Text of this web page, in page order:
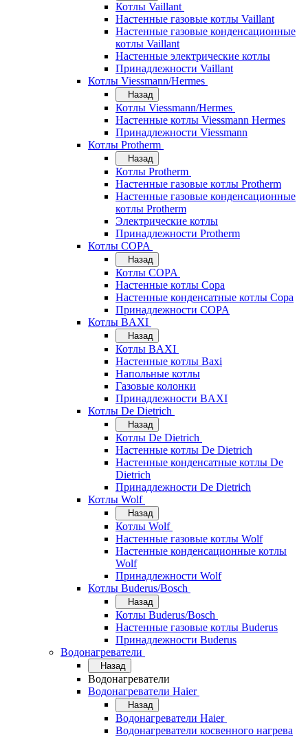
Котлы Vaillant
Настенные газовые котлы Vaillant
Настенные газовые конденсационные
котлы Vaillant
Настенные электрические котлы
Принадлежности Vaillant
Котлы Viessmann/Hermes
Назад
Котлы Viessmann/Hermes
Настенные котлы Viessmann Hermes
Принадлежности Viessmann
Котлы Protherm
Назад
Котлы Protherm
Настенные газовые котлы Protherm
Настенные газовые конденсационные
котлы Protherm
Электрические котлы
Принадлежности Protherm
Котлы COPA
Назад
Котлы COPA
Настенные котлы Copa
Настенные конденсатные котлы Copa
Принадлежности COPA
Котлы BAXI
Назад
Котлы BAXI
Настенные котлы Baxi
Напольные котлы
Газовые колонки
Принадлежности BAXI
Котлы De Dietrich
Назад
Котлы De Dietrich
Настенные котлы De Dietrich
Настенные конденсатные котлы De
Dietrich
Принадлежности De Dietrich
Котлы Wolf
Назад
Котлы Wolf
Настенные газовые котлы Wolf
Настенные конденсационные котлы
Wolf
Принадлежности Wolf
Котлы Buderus/Bosch
Назад
Котлы Buderus/Bosch
Настенные газовые котлы Buderus
Принадлежности Buderus
Водонагреватели
Назад
Водонагреватели
Водонагреватели Haier
Назад
Водонагреватели Haier
Водонагреватели косвенного нагрева